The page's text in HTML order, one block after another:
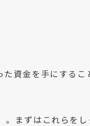
資金を手にするこ
まずはこれらをし